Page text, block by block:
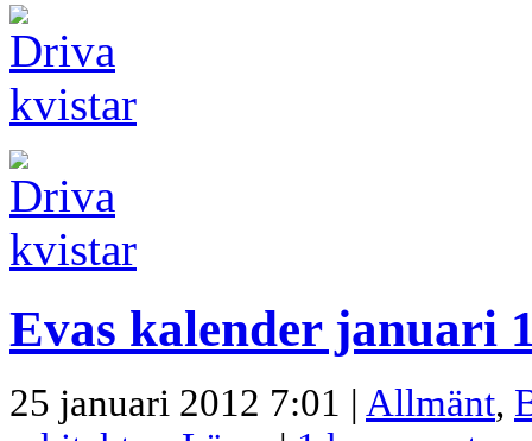
Evas kalender januari
25 januari 2012 7:01 | Allmänt,